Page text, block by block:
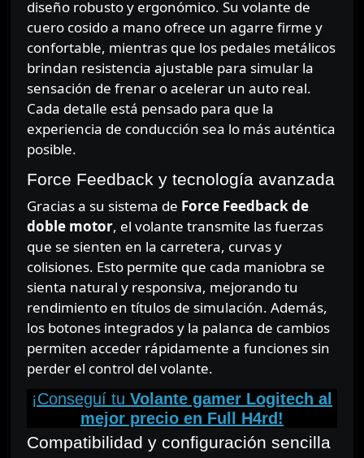
diseño robusto y ergonómico. Su volante de
cuero cosido a mano ofrece un agarre firme y
confortable, mientras que los pedales metálicos
brindan resistencia ajustable para simular la
sensación de frenar o acelerar un auto real.
Cada detalle está pensado para que la
experiencia de conducción sea lo más auténtica
posible.
Force Feedback y tecnología avanzada
Gracias a su sistema de Force Feedback de
doble motor, el volante transmite las fuerzas
que se sienten en la carretera, curvas y
colisiones. Esto permite que cada maniobra se
sienta natural y responsiva, mejorando tu
rendimiento en títulos de simulación. Además,
los botones integrados y la palanca de cambios
permiten acceder rápidamente a funciones sin
perder el control del volante.
¡Conseguí tu Volante gamer Logitech al
mejor precio en Full H4rd!
Compatibilidad y configuración sencilla